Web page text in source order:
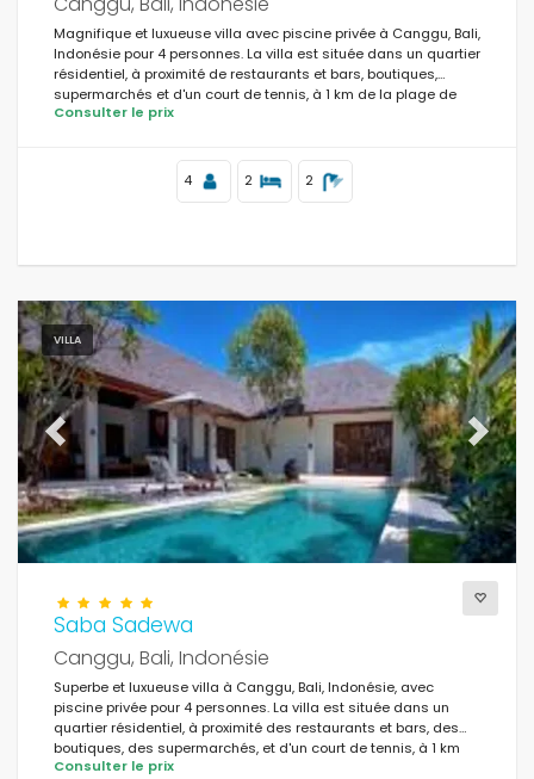
Magnifique et luxueuse villa avec piscine privée à Canggu, Bali,
Indonésie pour 4 personnes. La villa est située dans un quartier
résidentiel, à proximité de restaurants et bars, boutiques,
supermarchés et d'un court de tennis, à 1 km de la plage de
Batu Belig.
Consulter le prix
4 2 2
VILLA
Previous Next
Saba Sadewa
Canggu, Bali, Indonésie
Superbe et luxueuse villa à Canggu, Bali, Indonésie, avec
piscine privée pour 4 personnes. La villa est située dans un
quartier résidentiel, à proximité des restaurants et bars, des
boutiques, des supermarchés, et d'un court de tennis, à 1 km
de la plage de Batu Belig et à 1 km de l'Océan Indien.
Consulter le prix